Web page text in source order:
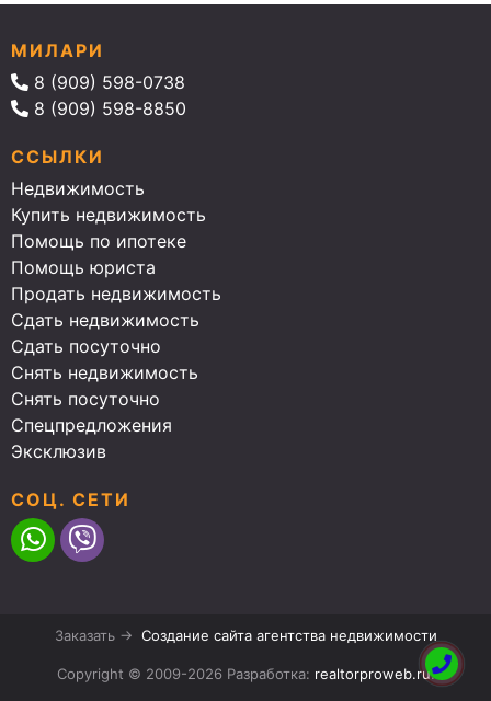
МИЛАРИ
8 (909) 598-0738
8 (909) 598-8850
ССЫЛКИ
Недвижимость
Купить недвижимость
Помощь по ипотеке
Помощь юриста
Продать недвижимость
Сдать недвижимость
Сдать посуточно
Снять недвижимость
Снять посуточно
Спецпредложения
Эксклюзив
СОЦ. СЕТИ
Заказать → Создание сайта агентства недвижимости
Copyright © 2009-2026 Разработка: realtorproweb.ru.